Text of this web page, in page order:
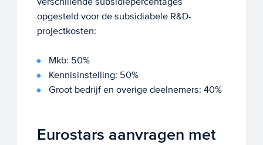
opgesteld voor de subsidiabele R&D-
projectkosten:
Mkb: 50%
Kennisinstelling: 50%
Groot bedrijf en overige deelnemers: 40%
Eurostars aanvragen met